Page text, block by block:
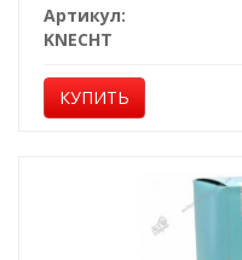
Артикул:
KNECHT
КУПИТЬ